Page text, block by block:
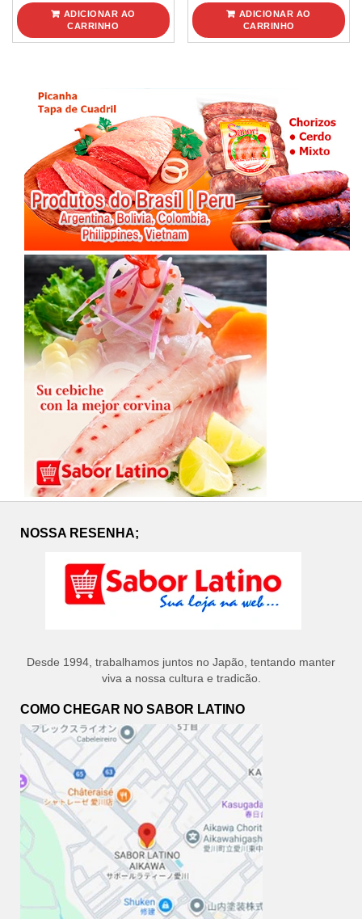
ADICIONAR AO
CARRINHO
ADICIONAR AO
CARRINHO
NOSSA RESENHA;
Desde 1994, trabalhamos juntos no Japão, tentando manter
viva a nossa cultura e tradicão.
COMO CHEGAR NO SABOR LATINO